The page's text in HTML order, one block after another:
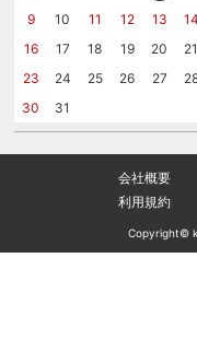
9
10 11 12 13 14
16
17 18 19 20 21
23
24 25 26 27
30
31
会社概要
利用規約
Copyright©